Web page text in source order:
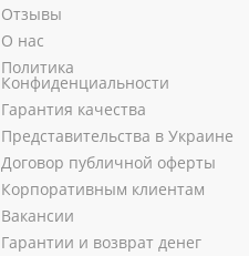
Отзывы
О нас
Политика
Конфиденциальности
Гарантия качества
Представительства в Украине
Договор публичной оферты
Корпоративным клиентам
Вакансии
Гарантии и возврат денег